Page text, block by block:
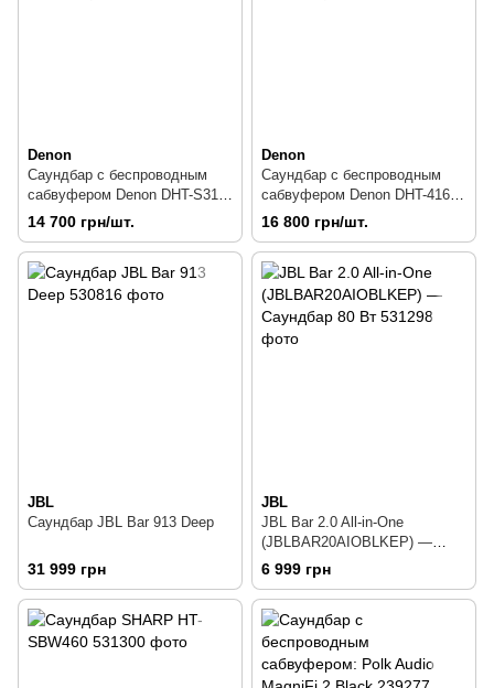
Denon
Саундбар с беспроводным
сабвуфером Denon DHT-S316
Black
14 700 грн/шт.
Denon
Саундбар с беспроводным
сабвуфером Denon DHT-416
Black
16 800 грн/шт.
JBL
Саундбар JBL Bar 913 Deep
31 999 грн
JBL
JBL Bar 2.0 All-in-One
(JBLBAR20AIOBLKEP) —
Саундбар 80 Вт
6 999 грн